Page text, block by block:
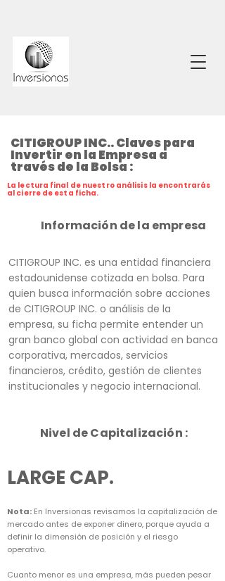
CITIGROUP INC.. Claves para
Invertir en la Empresa a
través de la Bolsa :
La lectura final de nuestro análisis la encontrarás
al cierre de esta ficha.
Información de la empresa
CITIGROUP INC. es una entidad financiera
estadounidense cotizada en bolsa. Para
quien busca información sobre acciones
de CITIGROUP INC. o análisis de la
empresa, su ficha permite entender un
gran banco global con actividad en banca
corporativa, mercados, servicios
financieros, crédito, gestión de clientes
institucionales y negocio internacional.
Nivel de Capitalización :
LARGE CAP.
Nota: En Inversionas revisamos la capitalización de
mercado antes de exponer dinero, porque ayuda a
definir la dimensión de posición y el riesgo
operativo.
Cuanto menor es una empresa, más pueden pesar